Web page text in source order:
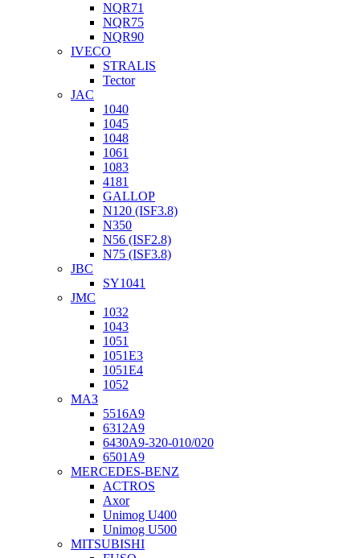
NQR71
NQR75
NQR90
IVECO
STRALIS
Tector
JAC
1040
1045
1048
1061
1083
4181
GALLOP
N120 (ISF3.8)
N350
N56 (ISF2.8)
N75 (ISF3.8)
JBC
SY1041
JMC
1032
1043
1051
1051Е3
1051Е4
1052
МАЗ
5516А9
6312А9
6430А9-320-010/020
6501А9
MERCEDES-BENZ
ACTROS
Axor
Unimog U400
Unimog U500
MITSUBISHI